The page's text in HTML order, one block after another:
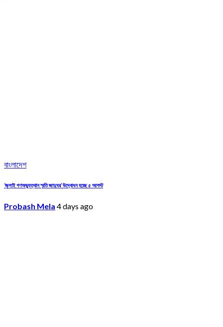
বাংলাদেশ
‘জুলাই গণঅভ্যুত্থান স্মৃতি জাদুঘর’ উদ্বোধন হচ্ছে ৫ আগস্ট
Probash Mela 4 days ago